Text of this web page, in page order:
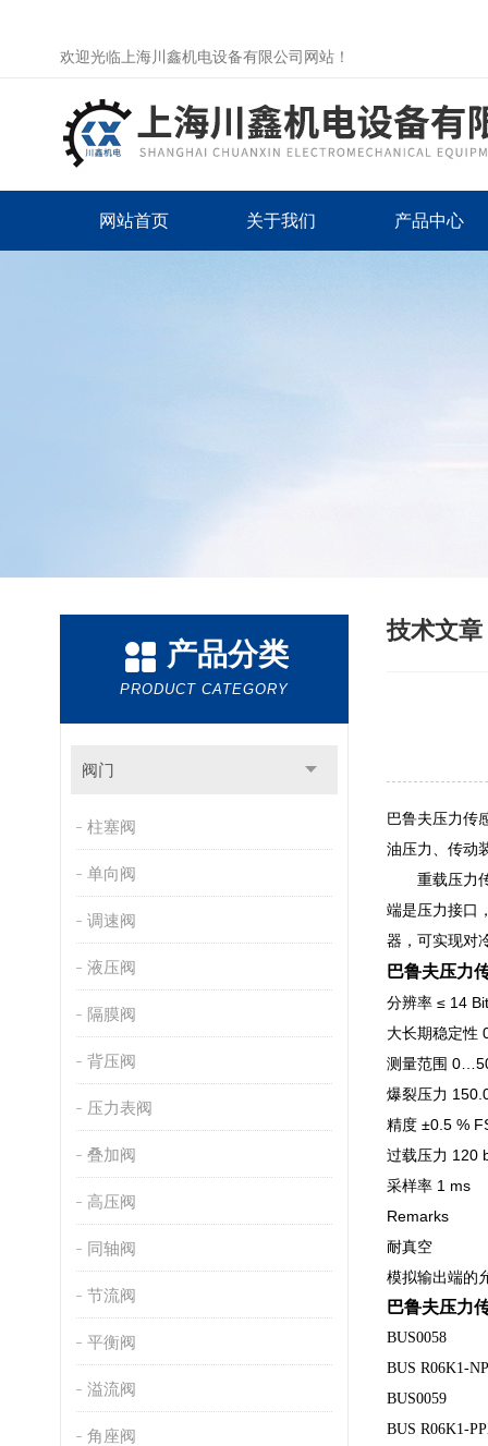
欢迎光临上海川鑫机电设备有限公司网站！
网站首页 关于我们 产品中心
产品分类
PRODUCT CATEGORY
阀门
柱塞阀
单向阀
调速阀
液压阀
隔膜阀
背压阀
压力表阀
叠加阀
高压阀
同轴阀
节流阀
平衡阀
溢流阀
角座阀
技术文章
巴鲁夫压力传
油压力、传动
重载压力传
端是压力接口
器，可实现对
巴鲁夫压力
分辨率 ≤ 14 Bit
大长期稳定性
测量范围
爆裂压力
精度 ±0.5 %
过载压力 120
采样率 1 ms
Remarks
耐真空
模拟输出端的
巴鲁夫压力
BUS0058
BUS R06K1-
BUS0059
BUS R06K1-